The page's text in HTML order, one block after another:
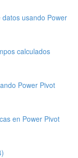
usando Power
calculados
Power Pivot
en Power Pivot